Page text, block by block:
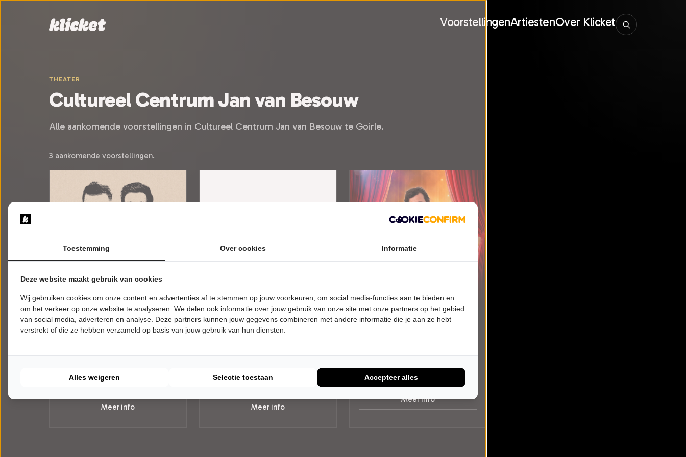
VoorstellingenArtiestenOver Klicket
THEATER
Cultureel Centrum Jan van Besouw
Alle aankomende voorstellingen in Cultureel Centrum Jan van Besouw te Goirle.
3 aankomende voorstellingen.
DINSDAG 22 SEPTEMBER 2026 • 20:00
UUR
Burger Koekoek
Nu Het Nog Kan
Meer info
ZATERDAG 9 JANUARI 2027 • 20:00
UUR
Back to the Country
Back to the Country - Part Sixteen
Meer info
VRIJDAG 5 MAART 2027 • 19:00 UUR
Steven Kazàn
Hoe dan!
Tickets
Meer info
Toestemming Over cookies Informatie
Deze website maakt gebruik van cookies
Wij gebruiken cookies om onze content en advertenties af te stemmen op jouw voorkeuren, om social media-functies aan te bieden en
om het verkeer op onze website te analyseren. We delen ook informatie over jouw gebruik van onze site met onze partners op het gebied
van social media, adverteren en analyse. Deze partners kunnen jouw gegevens combineren met andere informatie die je aan ze hebt
verstrekt of die ze hebben verzameld op basis van jouw gebruik van hun diensten.
Alles weigeren Selectie toestaan Accepteer alles